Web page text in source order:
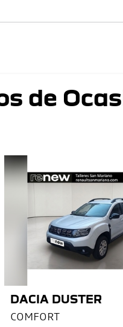
de
DACIA DUSTER
COMFORT